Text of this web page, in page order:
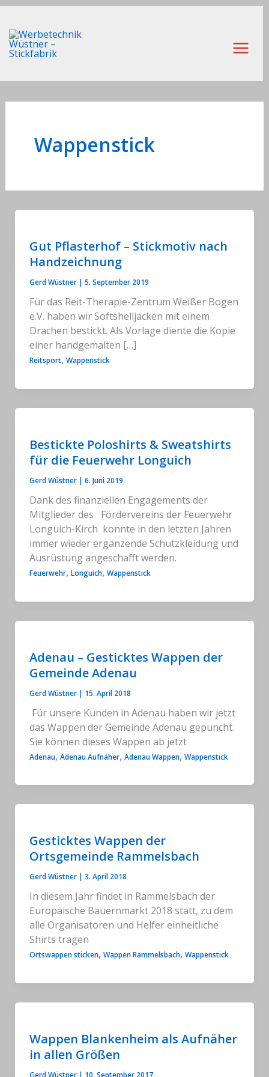
Zum
springen
Main
Menu
Wappenstick
Gut Pflasterhof – Stickmotiv nach
Handzeichnung
Gerd Wüstner | 5. September 2019
Für das Reit-Therapie-Zentrum Weißer Bogen
e.V. haben wir Softshelljacken mit einem
Drachen bestickt. Als Vorlage diente die Kopie
einer handgemalten […]
Reitsport, Wappenstick
Bestickte Poloshirts & Sweatshirts
für die Feuerwehr Longuich
Gerd Wüstner | 6. Juni 2019
Dank des finanziellen Engagements der
Mitglieder des Fördervereins der Feuerwehr
Longuich-Kirch konnte in den letzten Jahren
immer wieder ergänzende Schutzkleidung und
Ausrüstung angeschafft werden.
Feuerwehr, Longuich, Wappenstick
Adenau – Gesticktes Wappen der
Gemeinde Adenau
Gerd Wüstner | 15. April 2018
Für unsere Kunden in Adenau haben wir jetzt
das Wappen der Gemeinde Adenau gepuncht.
Sie können dieses Wappen ab jetzt
Adenau, Adenau Aufnäher, Adenau Wappen, Wappenstick
Gesticktes Wappen der
Ortsgemeinde Rammelsbach
Gerd Wüstner | 3. April 2018
In diesem Jahr findet in Rammelsbach der
Europäische Bauernmarkt 2018 statt, zu dem
alle Organisatoren und Helfer einheitliche
Shirts tragen
Ortswappen sticken, Wappen Rammelsbach, Wappenstick
Wappen Blankenheim als Aufnäher
in allen Größen